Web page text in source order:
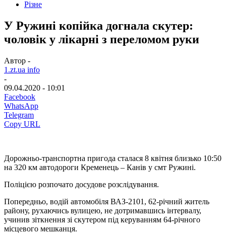
Різне
У Ружині копійка догнала скутер:
чоловік у лікарні з переломом руки
Автор -
1.zt.ua info
-
09.04.2020 - 10:01
Facebook
WhatsApp
Telegram
Copy URL
Дорожньо-транспортна пригода сталася 8 квітня близько 10:50
на 320 км автодороги Кременець – Канів у смт Ружині.
Поліцією розпочато досудове розслідування.
Попередньо, водій автомобіля ВАЗ-2101, 62-річний житель
району, рухаючись вулицею, не дотримавшись інтервалу,
учинив зіткнення зі скутером під керуванням 64-річного
місцевого мешканця.